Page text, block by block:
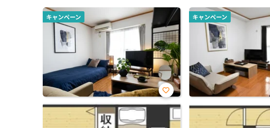
キャンペーン
お気
に入
キャンペーン